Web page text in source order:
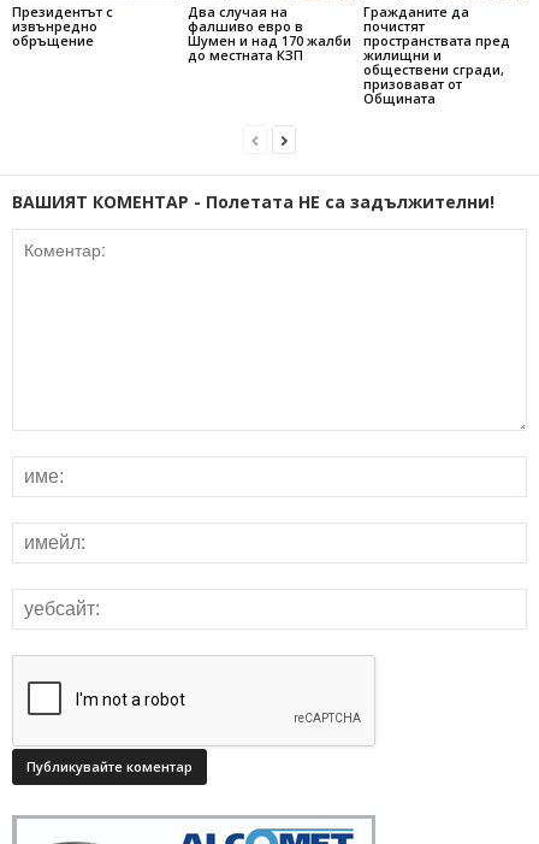
Президентът с
извънредно
обръщение
Два случая на
фалшиво евро в
Шумен и над 170 жалби
до местната КЗП
Гражданите да
почистят
пространствата пред
жилищни и
обществени сгради,
призовават от
Общината
ВАШИЯТ КОМЕНТАР - Полетата НЕ са задължителни!